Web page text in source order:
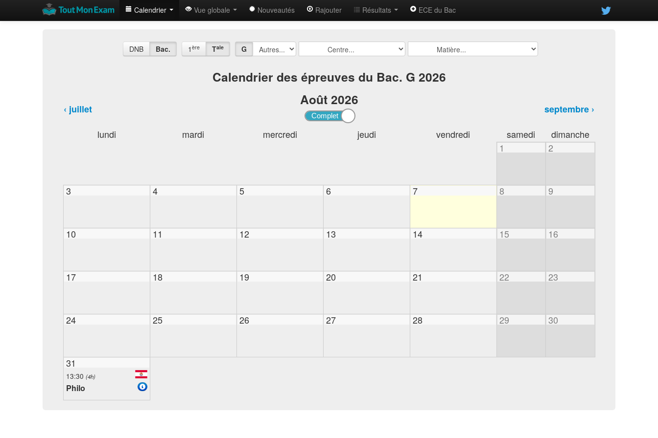
Calendrier Vue globale Nouveautés Rajouter Résultats ECE du Bac
DNB Bac. 1 ère Tale G
Calendrier des épreuves du Bac. G 2026
Août2026
‹ juillet
septembre ›
lundi
mardi mercredi jeudi vendredi samedi
dimanche
1
2
3 4 5 6 7 8 9
10 11 12 13 14 15 16
17 18 19 20 21 22 23
24 25 26 27 28 29 30
31
13:30 (4h)
Philo